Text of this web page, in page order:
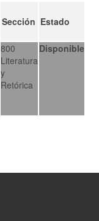
Sección Estado
800
Literatura
y
Retórica
Disponible